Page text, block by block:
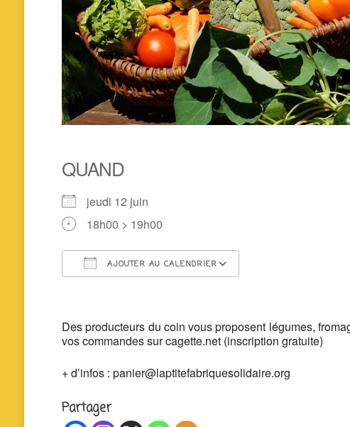
QUAND
jeudi 12 juin
18h00 > 19h00
AJOUTER AU CALENDRIER
Des producteurs du coin vous proposent légumes,
vos commandes sur cagette.net (inscription gratuite)
+ d’infos : panier@laptitefabriquesolidaire.org
Partager